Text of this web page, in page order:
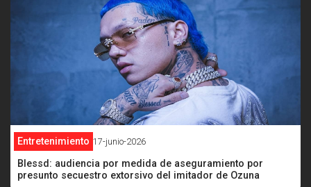
Entretenimiento 17-junio-2026
Blessd: audiencia por medida de aseguramiento por
presunto secuestro extorsivo del imitador de Ozuna